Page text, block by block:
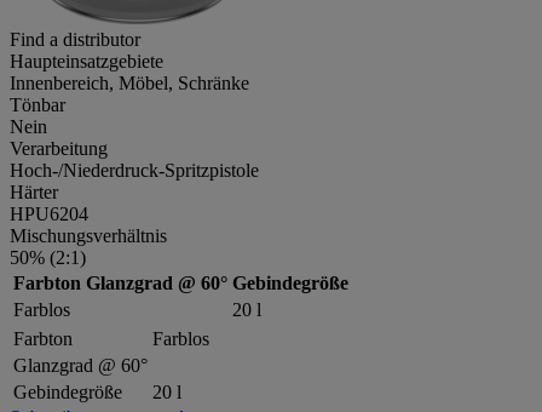
Find a distributor
Haupteinsatzgebiete
Innenbereich, Möbel, Schränke
Tönbar
Nein
Verarbeitung
Hoch-/Niederdruck-Spritzpistole
Härter
HPU6204
Mischungsverhältnis
50% (2:1)
Farbton Glanzgrad @ 60° Gebindegröße
Farblos
20 l
Farbton
Farblos
Glanzgrad @ 60°
Gebindegröße
20 l